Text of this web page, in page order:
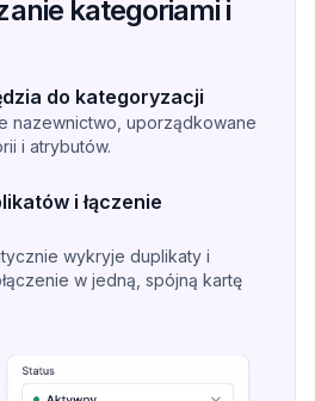
kategoriami i
do kategoryzacji
nazewnictwo, uporządkowane
i atrybutów.
i łączenie
wykryje duplikaty i
w jedną, spójną kartę